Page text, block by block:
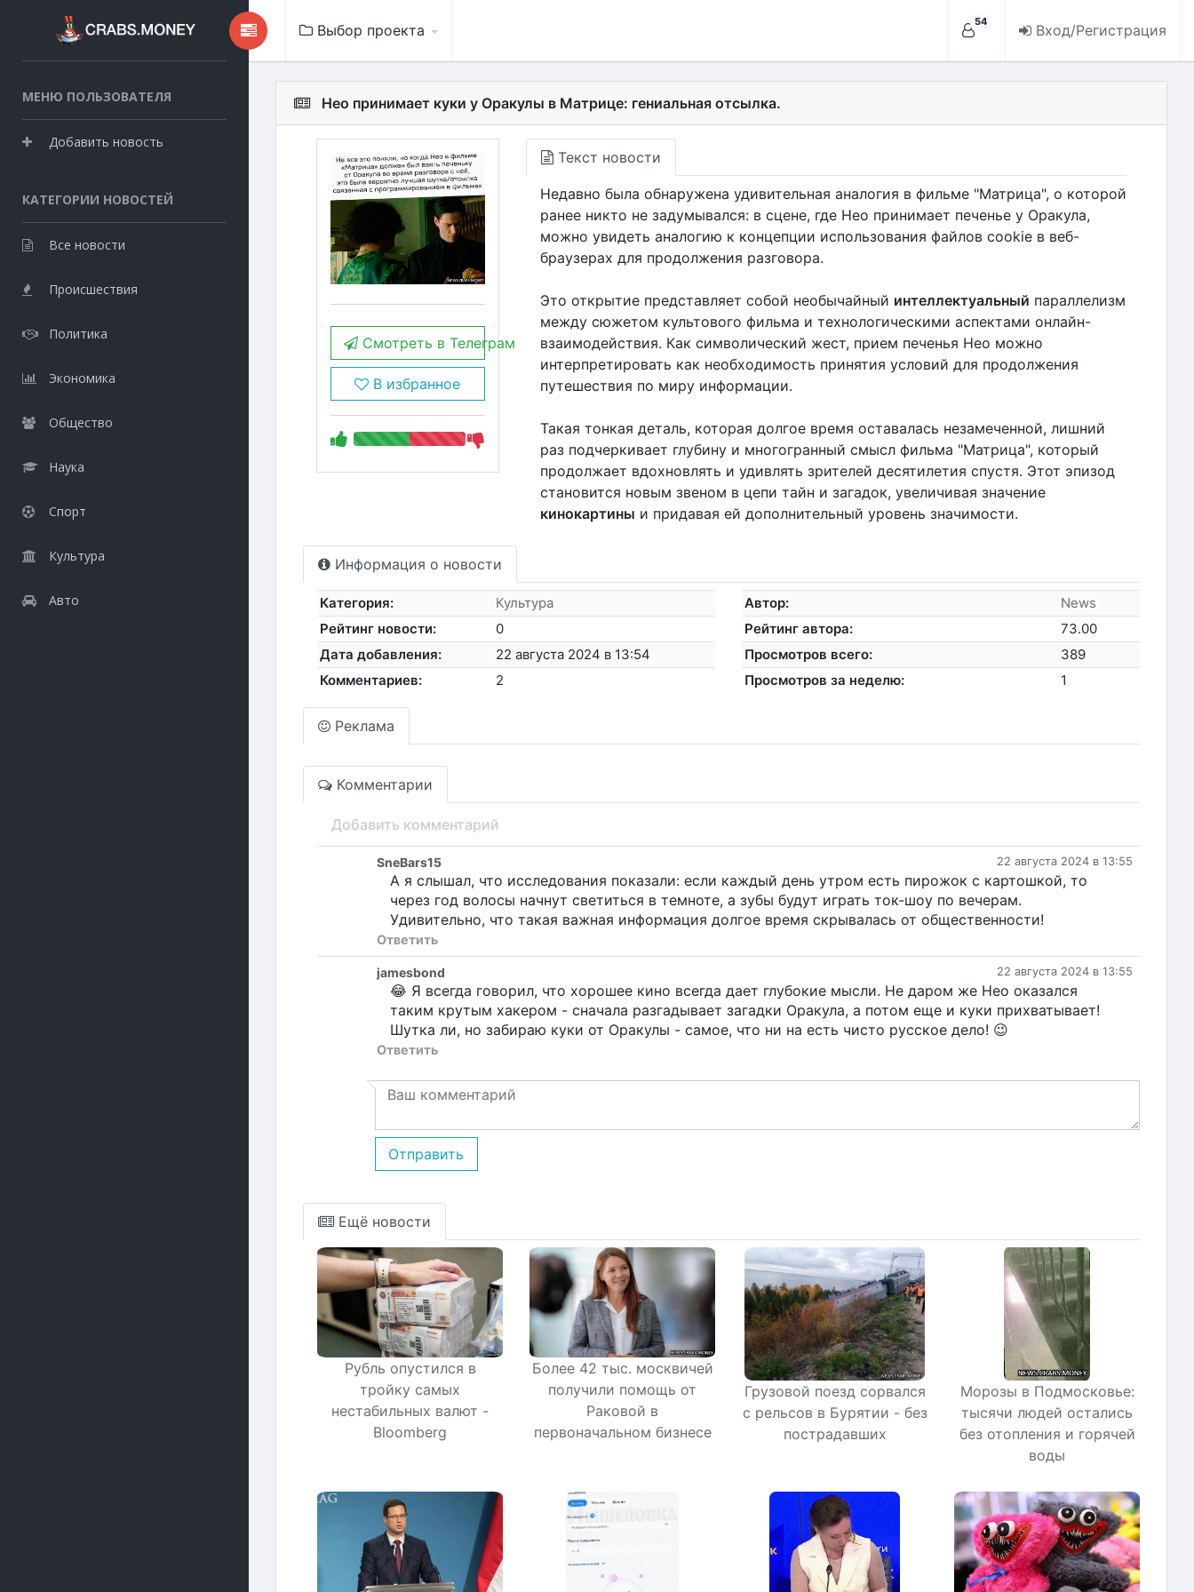
МЕНЮ ПОЛЬЗОВАТЕЛЯ
Добавить новость
КАТЕГОРИИ НОВОСТЕЙ
Все новости
Происшествия
Политика
Экономика
Общество
Наука
Спорт
Культура
Авто
Выбор проекта 54 Вход/Регистрация
Нео принимает куки у Оракулы в Матрице: гениальная отсылка.
Смотреть в Телеграм
В избранное
Текст новости
Недавно была обнаружена удивительная аналогия в фильме "Матрица", о которой
ранее никто не задумывался: в сцене, где Нео принимает печенье у Оракула,
можно увидеть аналогию к концепции использования файлов cookie в веб-
браузерах для продолжения разговора.
Это открытие представляет собой необычайный интеллектуальный параллелизм
между сюжетом культового фильма и технологическими аспектами онлайн-
взаимодействия. Как символический жест, прием печенья Нео можно
интерпретировать как необходимость принятия условий для продолжения
путешествия по миру информации.
Такая тонкая деталь, которая долгое время оставалась незамеченной, лишний
раз подчеркивает глубину и многогранный смысл фильма "Матрица", который
продолжает вдохновлять и удивлять зрителей десятилетия спустя. Этот эпизод
становится новым звеном в цепи тайн и загадок, увеличивая значение
кинокартины и придавая ей дополнительный уровень значимости.
Информация о новости
Категория:
Культура
Рейтинг новости:
0
Дата добавления:
22 августа 2024 в 13:54
Комментариев:
2
Автор:
News
Рейтинг автора:
73.00
Просмотров всего:
389
Просмотров за неделю:
1
Реклама
Комментарии
Добавить комментарий
22 августа 2024 в 13:55
SneBars15
А я слышал, что исследования показали: если каждый день утром есть пирожок с картошкой, то
через год волосы начнут светиться в темноте, а зубы будут играть ток-шоу по вечерам.
Удивительно, что такая важная информация долгое время скрывалась от общественности!
Ответить
22 августа 2024 в 13:55
jamesbond
😂 Я всегда говорил, что хорошее кино всегда дает глубокие мысли. Не даром же Нео оказался
таким крутым хакером - сначала разгадывает загадки Оракула, а потом еще и куки прихватывает!
Шутка ли, но забираю куки от Оракулы - самое, что ни на есть чисто русское дело! 😉
Ответить
Отправить
Ещё новости
Рубль опустился в
тройку самых
нестабильных валют -
Bloomberg
Более 42 тыс. москвичей
получили помощь от
Раковой в
первоначальном бизнесе
Грузовой поезд сорвался
с рельсов в Бурятии - без
пострадавших
Морозы в Подмосковье:
тысячи людей остались
без отопления и горячей
воды